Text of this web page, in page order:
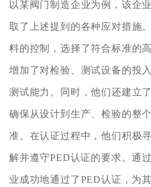
以某阀门制造企业为例，该企
取了上述提到的各种应对措施
料的控制，选择了符合标准的
增加了对检验、测试设备的投
测试能力。同时，他们还建立
确保从设计到生产、检验的整
准。在认证过程中，他们积极
解并遵守PED认证的要求。通
业成功地通过了PED认证，为